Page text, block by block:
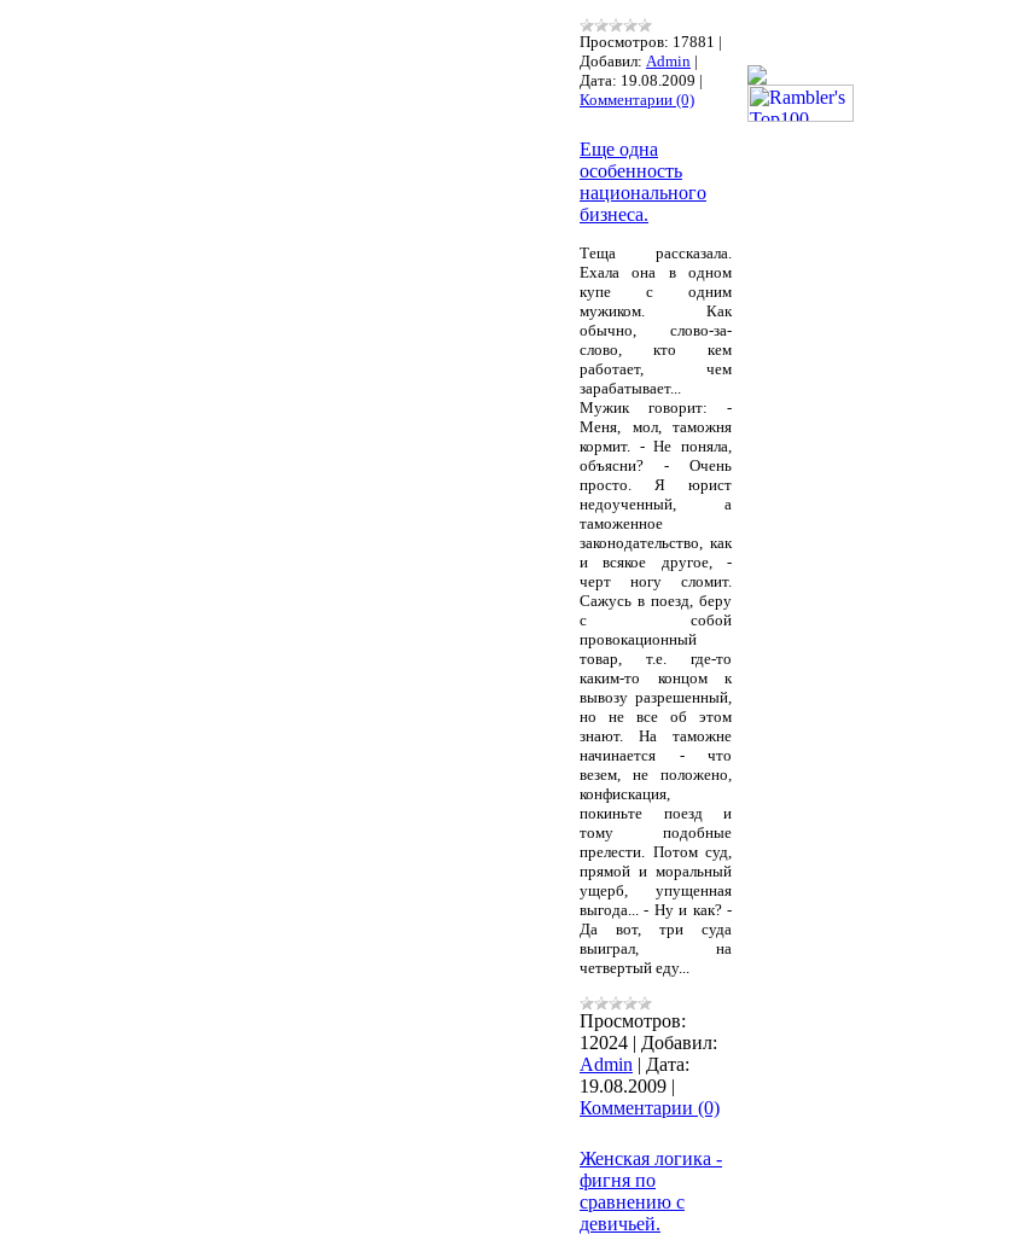
Просмотров: 17881 |
Добавил: Admin |
Дата: 19.08.2009 |
Комментарии (0)
Еще одна
особенность
национального
бизнеса.
Теща рассказала.
Ехала она в одном
купе с одним
мужиком. Как
обычно, слово-за-
слово, кто кем
работает, чем
зарабатывает...
Мужик говорит: -
Меня, мол, таможня
кормит. - Не поняла,
объясни? - Очень
просто. Я юрист
недоученный, а
таможенное
законодательство, как
и всякое другое, -
черт ногу сломит.
Сажусь в поезд, беру
с собой
провокационный
товар, т.е. где-то
каким-то концом к
вывозу разрешенный,
но не все об этом
знают. На таможне
начинается - что
везем, не положено,
конфискация,
покиньте поезд и
тому подобные
прелести. Потом суд,
прямой и моральный
ущерб, упущенная
выгода... - Ну и как? -
Да вот, три суда
выиграл, на
четвертый еду...
Просмотров:
12024 | Добавил:
Admin | Дата:
19.08.2009 |
Комментарии (0)
Женская логика -
фигня по
сравнению с
девичьей.